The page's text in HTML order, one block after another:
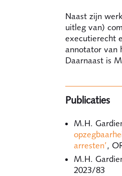
Naast zijn
uitleg van)
executierecht
annotator van
Daarnaast is
Publicaties
M.H.
arresten’,
M.H.
2023/83